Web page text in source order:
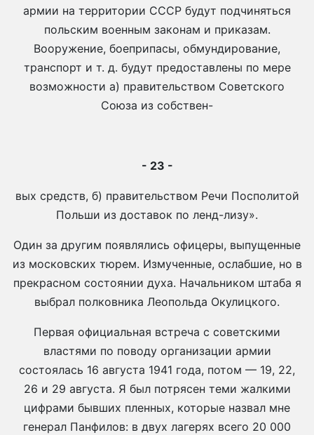
армии на территории СССР будут подчиняться
польским военным законам и приказам.
Вооружение, боеприпасы, обмундирование,
транспорт и т. д. будут предоставлены по мере
возможности а) правительством Советского
Союза из собствен-
- 23 -
вых средств, б) правительством Речи Посполитой
Польши из доставок по ленд-лизу».
Один за другим появлялись офицеры, выпущенные
из московских тюрем. Измученные, ослабшие, но в
прекрасном состоянии духа. Начальником штаба я
выбрал полковника Леопольда Окулицкого.
Первая официальная встреча с советскими
властями по поводу организации армии
состоялась 16 августа 1941 года, потом — 19, 22,
26 и 29 августа. Я был потрясен теми жалкими
цифрами бывших пленных, которые назвал мне
генерал Панфилов: в двух лагерях всего 20 000